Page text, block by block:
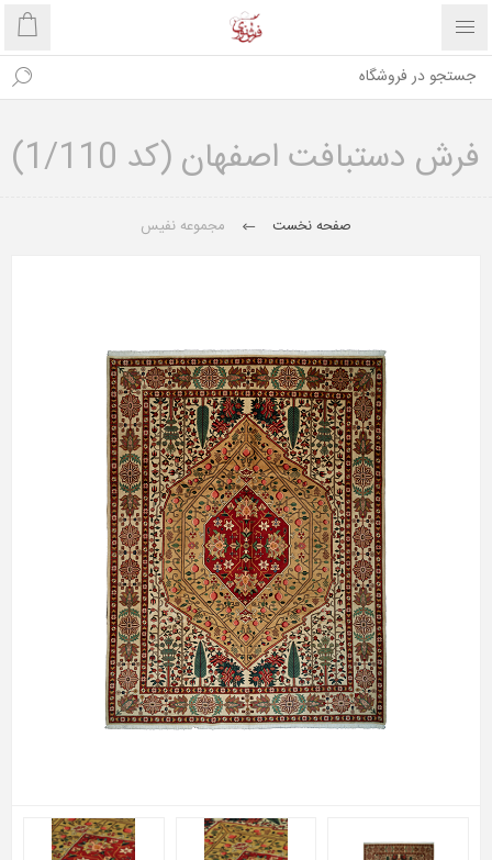
فرش دستبافت اصفهان (کد 1/110)
صفحه نخست مجموعه نفیس